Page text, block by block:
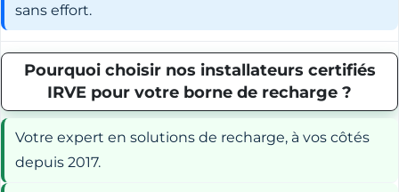
sans effort.
Pourquoi choisir nos installateurs certifiés
IRVE pour votre borne de recharge ?
Votre expert en solutions de recharge, à vos côtés
depuis 2017.